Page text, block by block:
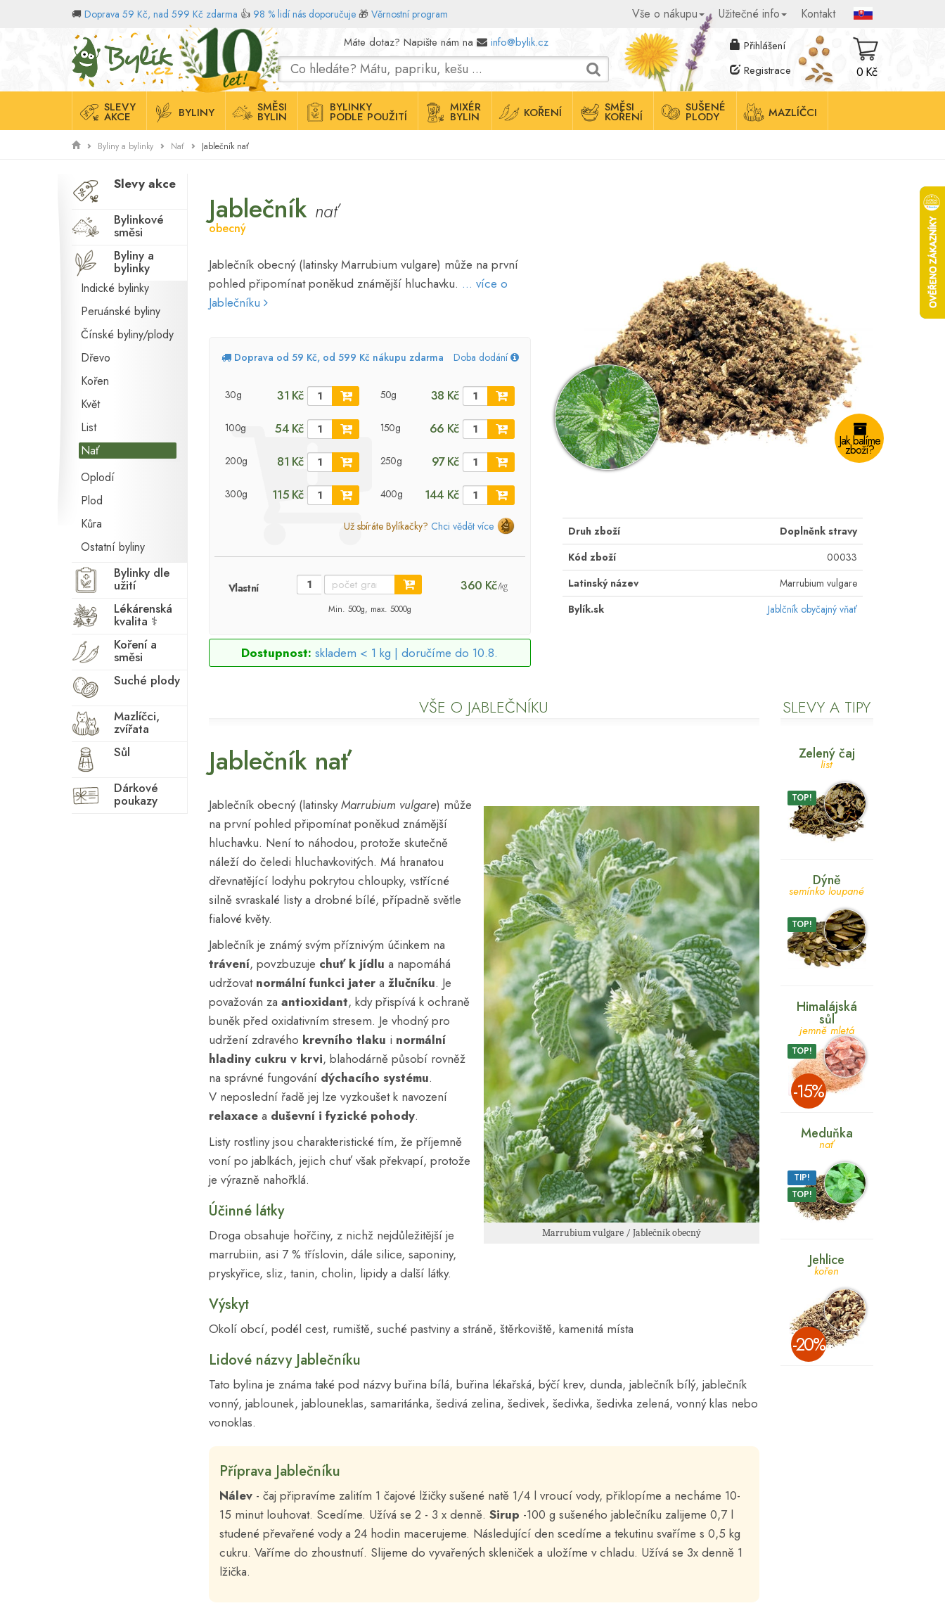
🚚 Doprava 59 Kč, nad 599 Kč zdarma 👍 98 % lidí nás doporučuje 🎁 Věrnostní program Vše o nákupu Užitečné info Kontakt
Domů Máte dotaz? Napište nám na info@bylik.cz
Přihlášení
Registrace
0 Kč
SLEVY
AKCE BYLINY SMĚSI
BYLIN
BYLINKY
PODLE POUŽITÍ
MIXÉR
BYLIN KOŘENÍ SMĚSI
KOŘENÍ
SUŠENÉ
PLODY MAZLÍČCI
Byliny a bylinky Nať Jablečník nať
Slevy akce
Bylinkové
směsi
Byliny a
bylinky
Indické bylinky
Peruánské byliny
Čínské byliny/plody
Dřevo
Kořen
Květ
List
Nať
Oplodí
Plod
Kůra
Ostatní byliny
Bylinky dle
užití
Lékárenská
kvalita ⚕
Koření a
směsi
Suché plody
Mazlíčci,
zvířata
Sůl
Dárkové
poukazy
Jablečník nať
obecný
Jablečník obecný (latinsky Marrubium vulgare) může na první
pohled připomínat poněkud známější hluchavku. ... více o
Jablečníku
Doprava od 59 Kč, od 599 Kč nákupu zdarma Doba dodání
30g 31 Kč 50g 38 Kč
100g 54 Kč 150g 66 Kč
200g 81 Kč 250g 97 Kč
300g 115 Kč 400g 144 Kč
Už sbíráte Bylíkačky? Chci vědět více
Vlastní 360 Kč/kg
Min. 500g, max. 5000g
Dostupnost: skladem < 1 kg |doručíme do 10.8.
Jak balíme
zboží?
Druh zboží
Doplněnk stravy
Kód zboží
00033
Latinský název
Marrubium vulgare
Bylík.sk
Jablčník obyčajný vňať
VŠE O JABLEČNÍKU
Jablečník nať
Marrubium vulgare / Jablečník obecný
Jablečník obecný (latinskyMarrubium vulgare) může
na první pohled připomínat poněkud známější
hluchavku. Není to náhodou, protože skutečně
náleží do čeledi hluchavkovitých. Má hranatou
dřevnatějící lodyhu pokrytou chloupky, vstřícné
silně svraskalé listy a drobné bílé, případně světle
fialové květy.
Jablečník je známý svým příznivým účinkem na
trávení, povzbuzuje chuť k jídlu a napomáhá
udržovat normální funkci jater a žlučníku. Je
považován za antioxidant, kdy přispívá k ochraně
buněk před oxidativním stresem. Je vhodný pro
udržení zdravého krevního tlaku i normální
hladiny cukru v krvi, blahodárně působí rovněž
na správné fungování dýchacího systému.
V neposlední řadě jej lze vyzkoušet k navození
relaxace a duševní i fyzické pohody.
Listy rostliny jsou charakteristické tím, že příjemně
voní po jablkách, jejich chuť však překvapí, protože
je výrazně nahořklá.
Účinné látky
Droga obsahuje hořčiny, z nichž nejdůležitější je
marrubiin, asi 7 % tříslovin, dále silice, saponiny,
pryskyřice, sliz, tanin, cholin, lipidy a další látky.
Výskyt
Okolí obcí, podél cest, rumiště, suché pastviny a stráně, štěrkoviště, kamenitá místa
Lidové názvy Jablečníku
Tato bylina je známa také pod názvy buřina bílá, buřina lékařská, býčí krev, dunda, jablečník bílý, jablečník
vonný, jablounek, jablouneklas, samaritánka, šedivá zelina, šedivek, šedivka, šedivka zelená, vonný klas nebo
vonoklas.
Příprava Jablečníku
Nálev - čaj připravíme zalitím 1 čajové lžičky sušené natě 1/4 l vroucí vody, přiklopíme a necháme 10-
15 minut louhovat. Scedíme. Užívá se 2 - 3 x denně. Sirup -100 g sušeného jablečníku zalijeme 0,7 l
studené převařené vody a 24 hodin macerujeme. Následující den scedíme a tekutinu svaříme s 0,5 kg
cukru. Vaříme do zhoustnutí. Slijeme do vyvařených skleniček a uložíme v chladu. Užívá se 3x denně 1
lžička.
SLEVY A TIPY
Zelený čaj
list
TOP!
Dýně
semínko loupané
TOP!
Himalájská
sůl
jemně mletá
TOP!
­-15%
Meduňka
nať
TIP!
TOP!
Jehlice
kořen
­-20%